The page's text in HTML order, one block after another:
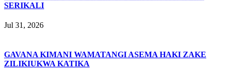
SERIKALI
Jul 31, 2026
GAVANA KIMANI WAMATANGI ASEMA HAKI ZAKE
ZILIKIUKWA KATIKA